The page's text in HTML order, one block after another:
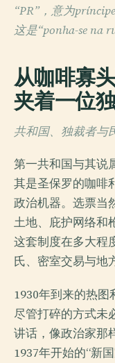
“PR”，意为
这是“ponha-se na
从咖啡寡
夹着一位
共和国、独裁者与
第一共和国与其说
其是圣保罗的咖啡
政治机器。选票当
土地、庇护网络和
这套制度在多大程
氏、密室交易与地
1930年到来的热图
尽管打碎的方式未
讲话，像政治家那
1937年开始的“新